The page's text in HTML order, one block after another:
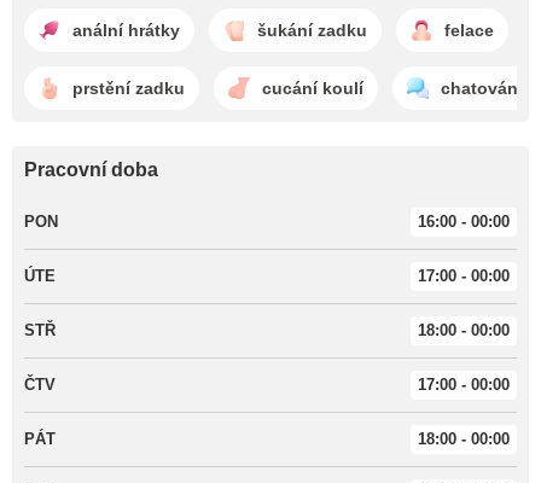
anální hrátky šukání zadku felace
prstění zadku cucání koulí chatování
Pracovní doba
PON 16:00 - 00:00
ÚTE 17:00 - 00:00
STŘ 18:00 - 00:00
ČTV 17:00 - 00:00
PÁT 18:00 - 00:00